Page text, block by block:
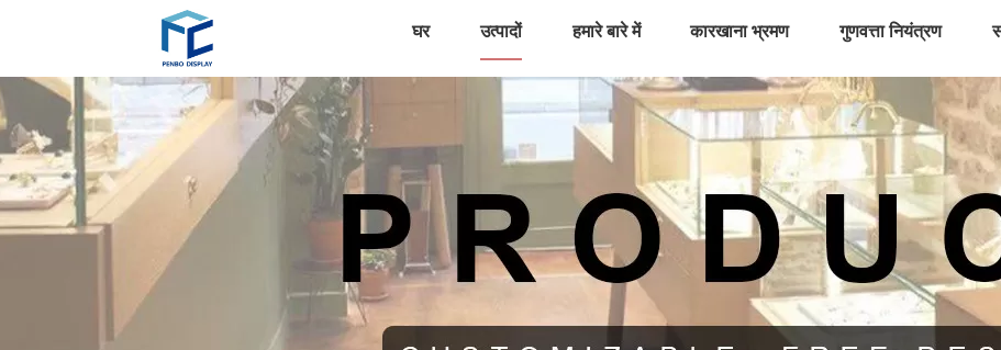
घर उत्पादों हमारे बारे में कारखाना भ्रमण गुणवत्ता नियंत्रण